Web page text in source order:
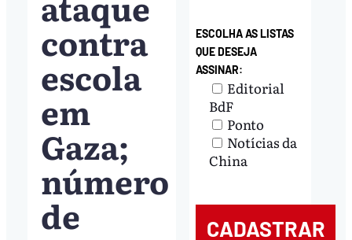
contra
escola
em
Gaza;
número
de
ESCOLHA AS LISTAS
QUE DESEJA
ASSINAR:
Editorial
BdF
Ponto
Notícias da
China